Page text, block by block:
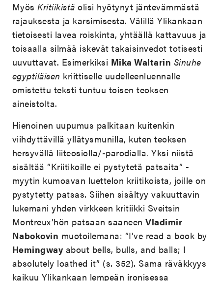
MyösKritiikistä olisi hyötynyt jäntevämmästä
rajauksesta ja karsimisesta. Välillä Ylikankaan
tietoisesti lavea roiskinta, yhtäällä kattavuus ja
toisaalla silmää iskevät takaisinvedot totisesti
uuvuttavat. Esimerkiksi Mika Waltarin Sinuhe
egyptiläisen kriittiselle uudelleenluennalle
omistettu teksti tuntuu toisen teoksen
aineistolta.
Hienoinen uupumus palkitaan kuitenkin
viihdyttävillä yllätysmunilla, kuten teoksen
hersyvällä liiteosiolla/-parodialla. Yksi niistä
sisältää ”Kriitikoille ei pystytetä patsaita” -
myytin kumoavan luettelon kriitikoista, joille on
pystytetty patsas. Siihen sisältyy vakuuttavin
lukemani yhden virkkeen kritiikki Sveitsin
Montreux’hön patsaan saaneenVladimir
Nabokovin muotoilemana: ”I’ve read a book by
Hemingway about bells, bulls, and balls; I
absolutely loathed it” (s. 352). Sama räväkkyys
kaikuu Ylikankaan lempeän ironisessa